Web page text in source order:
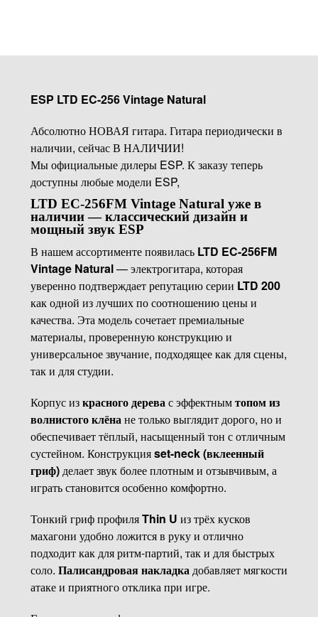
ESP LTD EC-256 Vintage Natural
Абсолютно НОВАЯ гитара. Гитара периодически в
наличии, сейчас В НАЛИЧИИ!
Мы официальные дилеры ESP. К заказу теперь
доступны любые модели ESP,
LTD EC-256FM Vintage Natural уже в
наличии — классический дизайн и
мощный звук ESP
В нашем ассортименте появилась LTD EC-256FM
Vintage Natural— электрогитара, которая
уверенно подтверждает репутацию серии LTD 200
как одной из лучших по соотношению цены и
качества. Эта модель сочетает премиальные
материалы, проверенную конструкцию и
универсальное звучание, подходящее как для сцены,
так и для студии.
Корпус изкрасного деревас эффектнымтопом из
волнистого клёнане только выглядит дорого, но и
обеспечивает тёплый, насыщенный тон с отличным
сустейном. Конструкцияset-neck (вклеенный
гриф)делает звук более плотным и отзывчивым, а
играть становится особенно комфортно.
Тонкий гриф профиляThin U из трёх кусков
махагони удобно ложится в руку и отлично
подходит как для ритм-партий, так и для быстрых
соло. Палисандровая накладкадобавляет мягкости
атаке и приятного отклика при игре.